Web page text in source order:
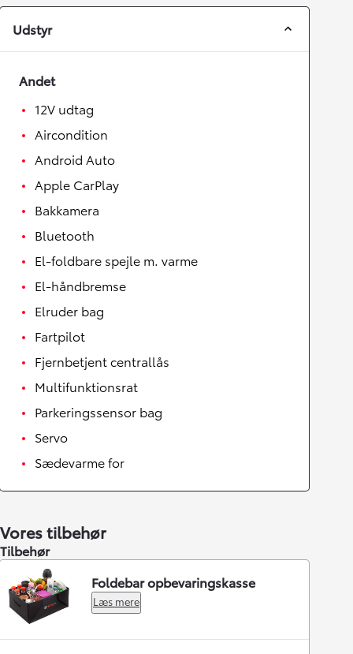
Udstyr
Andet
12V udtag
Aircondition
Android Auto
Apple CarPlay
Bakkamera
Bluetooth
El-foldbare spejle m. varme
El-håndbremse
Elruder bag
Fartpilot
Fjernbetjent centrallås
Multifunktionsrat
Parkeringssensor bag
Servo
Sædevarme for
Vores tilbehør
Tilbehør
Foldebar opbevaringskasse
Læs mere